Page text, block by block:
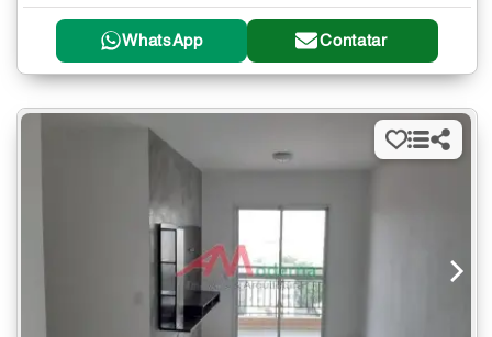
WhatsApp Contatar